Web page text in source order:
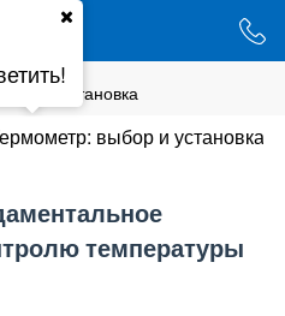
и установка
выбор и установка
температуры